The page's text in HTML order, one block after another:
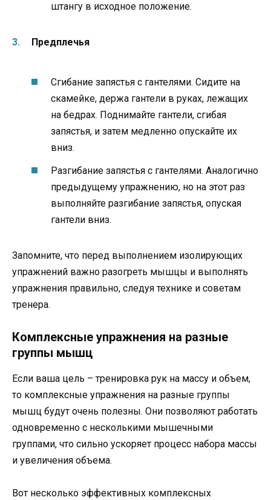
штангу в исходное положение.
Предплечья
Сгибание запястья с гантелями. Сидите на
скамейке, держа гантели в руках, лежащих
на бедрах. Поднимайте гантели, сгибая
запястья, и затем медленно опускайте их
вниз.
Разгибание запястья с гантелями. Аналогично
предыдущему упражнению, но на этот раз
выполняйте разгибание запястья, опуская
гантели вниз.
Запомните, что перед выполнением изолирующих
упражнений важно разогреть мышцы и выполнять
упражнения правильно, следуя технике и советам
тренера.
Комплексные упражнения на разные
группы мышц
Если ваша цель – тренировка рук на массу и объем,
то комплексные упражнения на разные группы
мышц будут очень полезны. Они позволяют работать
одновременно с несколькими мышечными
группами, что сильно ускоряет процесс набора массы
и увеличения объема.
Вот несколько эффективных комплексных